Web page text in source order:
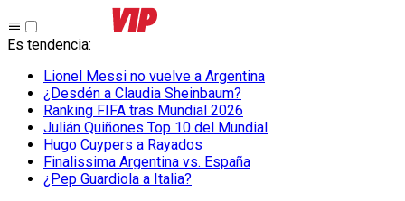
Es tendencia:
Lionel Messi no vuelve a Argentina
¿Desdén a Claudia Sheinbaum?
Ranking FIFA tras Mundial 2026
Julián Quiñones Top 10 del Mundial
Hugo Cuypers a Rayados
Finalissima Argentina vs. España
¿Pep Guardiola a Italia?